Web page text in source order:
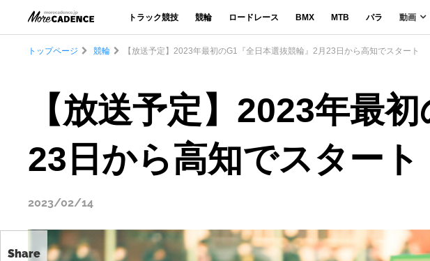
トラック競技 競輪 ロードレース BMX MTB パラ 動画
Share
トップページ 競輪 【放送予定】2023年最初のG1『全日本選抜競輪』2月23日から高知でスタート
【放送予定】2023年最
23日から高知でスタート
2023/02/14